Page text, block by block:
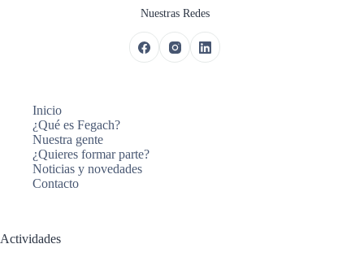
Nuestras Redes
Inicio
¿Qué es Fegach?
Nuestra gente
¿Quieres formar parte?
Noticias y novedades
Contacto
Actividades